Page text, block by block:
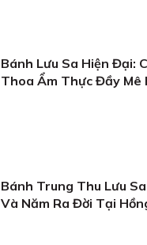
Bánh Lưu Sa Hiện Đại:
Thoa Ẩm Thực Đầy Mê
Bánh Trung Thu Lưu
Và Năm Ra Đời Tại